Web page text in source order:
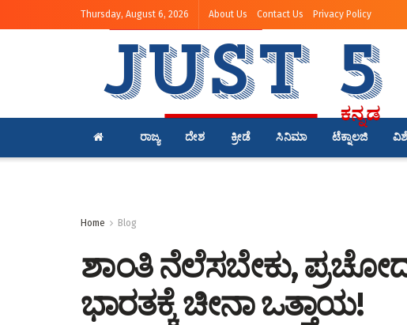
Thursday, August 6, 2026 About Us Contact Us Privacy Policy
ರಾಜ್ಯ ದೇಶ ಕ್ರೀಡೆ ಸಿನಿಮಾ ಟೆಕ್ನಾಲಜಿ
Home Blog
ಶಾಂತಿ ನೆಲೆಸಬೇಕು,
ಭಾರತಕ್ಕೆ ಚೀನಾ ಒತ್ತಾಯ!